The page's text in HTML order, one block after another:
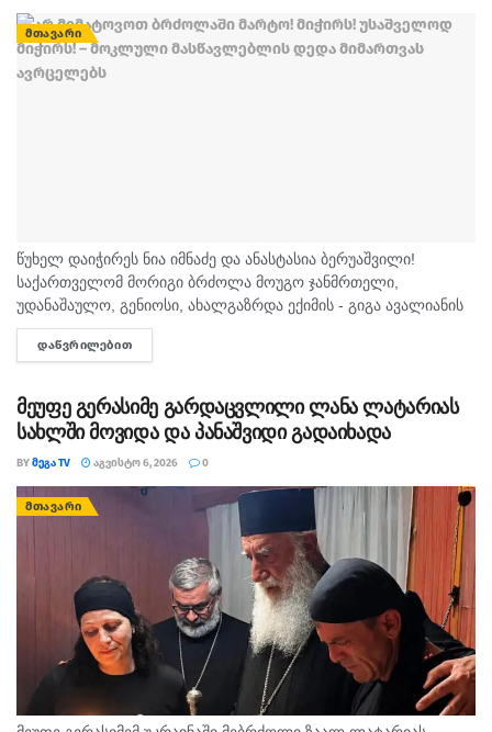
ᲛᲗᲐᲕᲐᲠᲘ
წუხელ დაიჭირეს ნია იმნაძე და ანასტასია ბერუაშვილი!
საქართველომ მორიგი ბრძოლა მოუგო ჯანმრთელი,
უდანაშაულო, გენიოსი, ახალგაზრდა ექიმის - გიგა ავალიანის
მკვლელებს! - ასე ეხმაურება სოციალურ ქსელში, მოკლული
მასწავლებლის, გიგა ავალიანის დედა,...
ᲓᲐᲬᲕᲠᲘᲚᲔᲑᲘᲗ
მეუფე გერასიმე გარდაცვლილი ლანა ლატარიას
სახლში მოვიდა და პანაშვიდი გადაიხადა
BYᲛᲔᲒᲐ TV ᲐᲒᲕᲘᲡᲢᲝ 6, 2026 0
ᲛᲗᲐᲕᲐᲠᲘ